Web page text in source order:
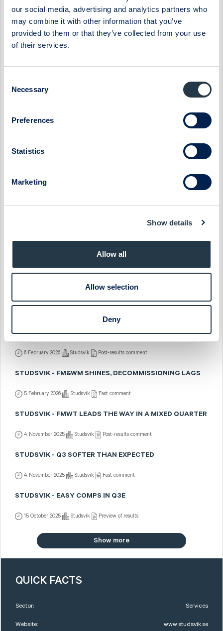
our social media, advertising and analytics partners who
may combine it with other information that you’ve
provided to them or that they’ve collected from your use
of their services.
Selection
Necessary
Preferences
Statistics
Marketing
Show details
Allow all
Allow selection
Deny
Select Research Type...
20 July 2026
STUDSVIK - SALES BEAT BUT MARGIN MISS ON GROWTH
SPEND
13 July 2026
STUDSVIK - BUILDING ON NUCLEAR TAILWINDS
STUDSVIK - FM&WT MOMENTUM BUILDS
6 February 2026 Studsvik Post-results comment
STUDSVIK - FM&WM SHINES, DECOMMISSIONING LAGS
5 February 2026 Studsvik Fast comment
STUDSVIK - FMWT LEADS THE WAY IN A MIXED QUARTER
4 November 2025 Studsvik Post-results comment
STUDSVIK - Q3 SOFTER THAN EXPECTED
4 November 2025 Studsvik Fast comment
STUDSVIK - EASY COMPS IN Q3E
15 October 2025 Studsvik Preview of results
Show more
QUICK FACTS
Sector: Services
Website: www.studsvik.se